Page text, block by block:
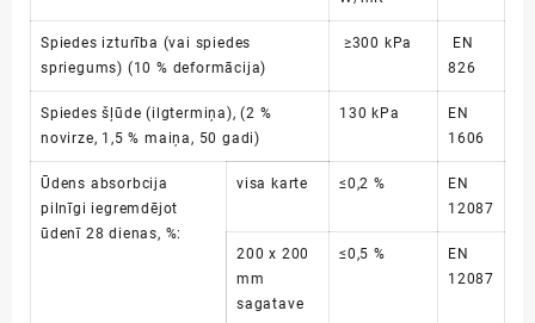
Spiedes izturība (vai spiedes
spriegums) (10 % deformācija)
≥300 kPa
EN
826
Spiedes šļūde (ilgtermiņa), (2 %
novirze, 1,5 % maiņa, 50 gadi)
130 kPa
EN
1606
Ūdens absorbcija
pilnīgi iegremdējot
ūdenī 28 dienas, %:
visa karte ≤0,2 %
EN
12087
200 x 200
mm
sagatave
≤0,5 %
EN
12087